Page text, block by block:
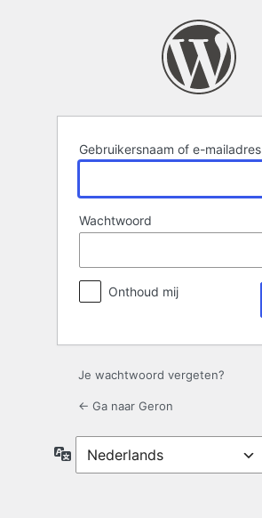
Gebruikersnaam of e-mailadres
Wachtwoord
Onthoud mij
Je wachtwoord vergeten?
← Ga naar Geron
Taal